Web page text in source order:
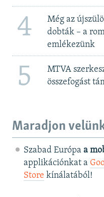
4
Még az
dobták – a
emlékezünk
5
MTVA
összefogást
Maradjon
Szabad Európa a
applikációnkat a
Store kínálatából!